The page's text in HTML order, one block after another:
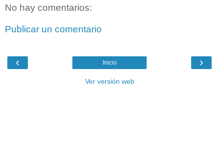
No hay comentarios:
Publicar un comentario
‹ ›
Inicio
Ver versión web